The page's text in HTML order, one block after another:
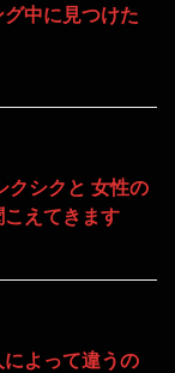
グ中に見つけた
クシクと 女性の
えてきます
によって違うの